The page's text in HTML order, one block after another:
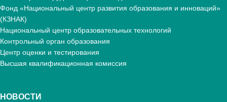
Фонд «Национальный центр развития образования и инноваций»
(КЗНАК)
Национальный центр образовательных технологий
Контрольный орган образования
Центр оценки и тестирования
Высшая квалификационная комиссия
НОВОСТИ